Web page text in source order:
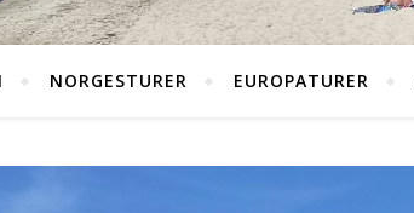
NORGESTURER EUROPATURER